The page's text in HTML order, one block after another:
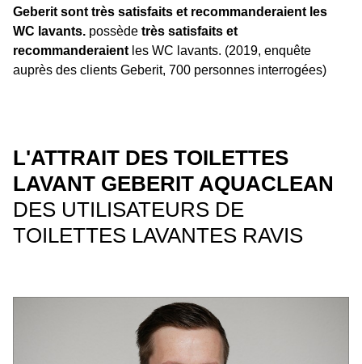
Geberit sont très satisfaits et recommanderaient les
WC lavants. possède très satisfaits et
recommanderaient les WC lavants. (2019, enquête
auprès des clients Geberit, 700 personnes interrogées)
L'ATTRAIT DES TOILETTES
LAVANT GEBERIT AQUACLEAN
DES UTILISATEURS DE
TOILETTES LAVANTES RAVIS